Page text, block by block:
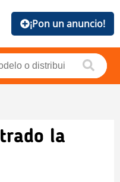
¡Pon un anuncio!
la